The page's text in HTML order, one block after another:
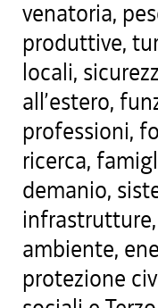
venatoria,
produttive,
locali,
all’estero,
professioni,
ricerca,
demanio,
ambiente,
protezione